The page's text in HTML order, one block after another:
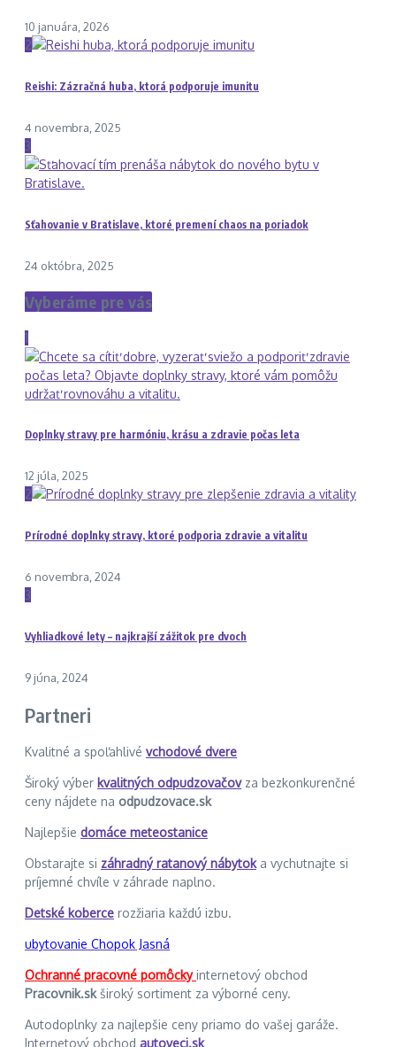
10 januára, 2026
2
Reishi: Zázračná huba, ktorá podporuje imunitu
4 novembra, 2025
3
Sťahovanie v Bratislave, ktoré premení chaos na poriadok
24 októbra, 2025
Vyberáme pre vás
1
Doplnky stravy pre harmóniu, krásu a zdravie počas leta
12 júla, 2025
2
Prírodné doplnky stravy, ktoré podporia zdravie a vitalitu
6 novembra, 2024
3
Vyhliadkové lety – najkrajší zážitok pre dvoch
9 júna, 2024
Partneri
Kvalitné a spoľahlivé vchodové dvere
Široký výber kvalitných odpudzovačovza bezkonkurenčné
ceny nájdete na odpudzovace.sk
Najlepšie domáce meteostanice
Obstarajte si záhradný ratanový nábytoka vychutnajte si
príjemné chvíle v záhrade naplno.
Detské koberce rozžiaria každú izbu.
ubytovanie Chopok Jasná
Ochranné pracovné pomôckyinternetový obchod
Pracovnik.skširoký sortiment za výborné ceny.
Autodoplnky za najlepšie ceny priamo do vašej garáže.
Internetový obchod autoveci.sk